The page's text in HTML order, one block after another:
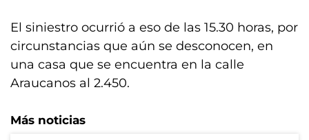
El siniestro ocurrió a eso de las 15.30 horas, por
circunstancias que aún se desconocen, en
una casa que se encuentra en la calle
Araucanos al 2.450.
Más noticias